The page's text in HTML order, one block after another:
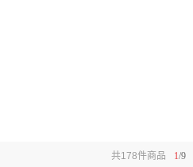
1/9
共178件商品